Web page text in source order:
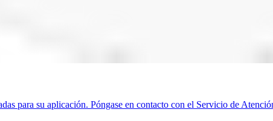
para su aplicación. Póngase en contacto con el Servicio de